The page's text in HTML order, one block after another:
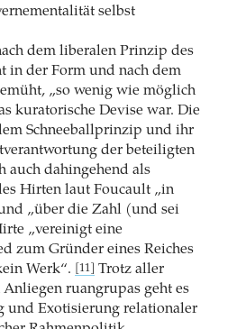
selbst
dem liberalen Prinzip des
in der Form und nach dem
„so wenig wie möglich
kuratorische Devise war. Die
Schneeballprinzip und ihr
der beteiligten
auch dahingehend als
Hirten laut Foucault „in
„über die Zahl (und sei
„vereinigt eine
zum Gründer eines Reiches
Werk“.
[11]
Trotz aller
ruangrupas geht es
und Exotisierung relationaler